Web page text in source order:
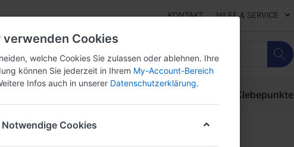
KONTAKT HILFE & SERVICE
Doppelseitige Klebepunkte
markiert mit
verwenden Cookies
welche Cookies Sie zulassen oder ablehnen. Ihre
können Sie jederzeit in Ihrem My-Account-Bereich
Infos auch in unserer Datenschutzerklärung.
Notwendige Cookies